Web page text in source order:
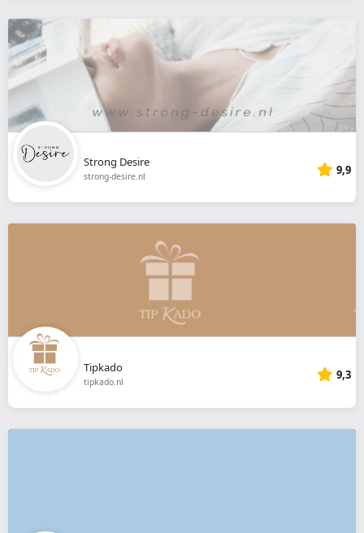
Strong Desire
strong-desire.nl 9,9
Tipkado
tipkado.nl 9,3